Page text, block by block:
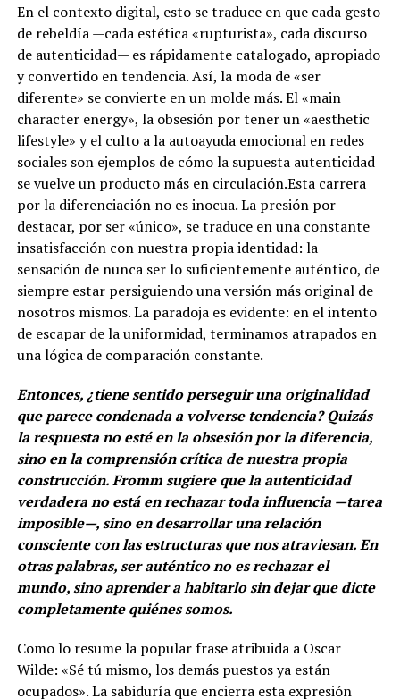
En el contexto digital, esto se traduce en que cada gesto
de rebeldía —cada estética «rupturista», cada discurso
de autenticidad— es rápidamente catalogado, apropiado
y convertido en tendencia. Así, la moda de «ser
diferente» se convierte en un molde más. El «main
character energy», la obsesión por tener un «aesthetic
lifestyle» y el culto a la autoayuda emocional en redes
sociales son ejemplos de cómo la supuesta autenticidad
se vuelve un producto más en circulación.Esta carrera
por la diferenciación no es inocua. La presión por
destacar, por ser «único», se traduce en una constante
insatisfacción con nuestra propia identidad: la
sensación de nunca ser lo suficientemente auténtico, de
siempre estar persiguiendo una versión más original de
nosotros mismos. La paradoja es evidente: en el intento
de escapar de la uniformidad, terminamos atrapados en
una lógica de comparación constante.
Entonces, ¿tiene sentido perseguir una originalidad
que parece condenada a volverse tendencia? Quizás
la respuesta no esté en la obsesión por la diferencia,
sino en la comprensión crítica de nuestra propia
construcción. Fromm sugiere que la autenticidad
verdadera no está en rechazar toda influencia —tarea
imposible—, sino en desarrollar una relación
consciente con las estructuras que nos atraviesan. En
otras palabras, ser auténtico no es rechazar el
mundo, sino aprender a habitarlo sin dejar que dicte
completamente quiénes somos.
Como lo resume la popular frase atribuida a Oscar
Wilde: «Sé tú mismo, los demás puestos ya están
ocupados». La sabiduría que encierra esta expresión